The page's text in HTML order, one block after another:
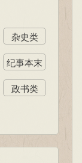
杂史类
纪事本末
类
政书类